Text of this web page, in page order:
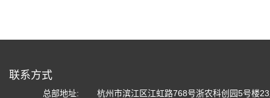
联系方式
总部地址:
杭州市滨江区江虹路768号浙农科创园5号楼